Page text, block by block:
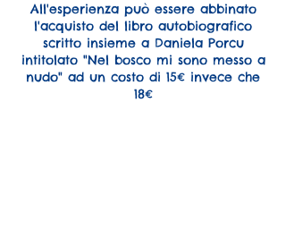
All'esperienza può essere abbinato
l'acquisto del libro autobiografico
scritto insieme a Daniela Porcu
intitolato "Nel bosco mi sono messo a
nudo" ad un costo di 15€ invece che
18€